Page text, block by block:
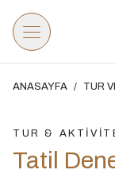
ANASAYFA / TUR
TUR &
Tatil